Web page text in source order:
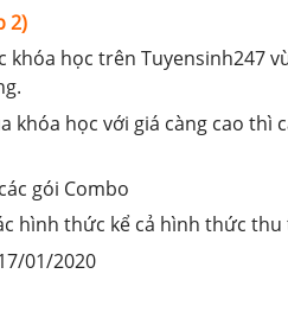
2)
khóa học trên Tuyensinh247
khóa học với giá càng cao thì
gói Combo
hình thức kể cả hình thức
01/2020